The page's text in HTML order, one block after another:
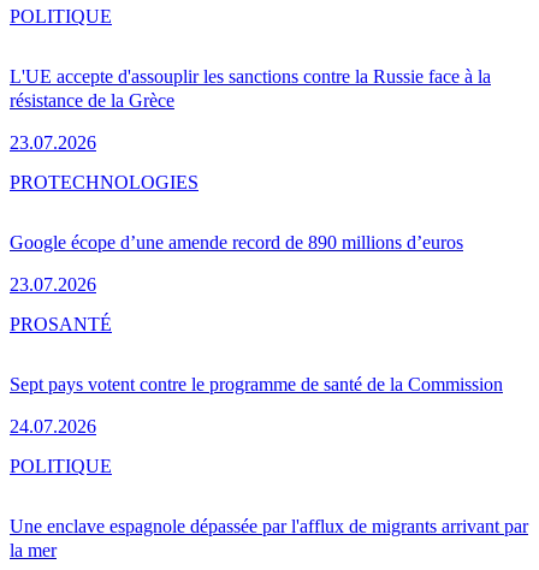
L'UE accepte d'assouplir les sanctions contre la Russie face à la
résistance de la Grèce
23.07.2026
POLITIQUE
Google écope d’une amende record de 890 millions d’euros
23.07.2026
PROTECHNOLOGIES
Sept pays votent contre le programme de santé de la Commission
24.07.2026
PROSANTÉ
Une enclave espagnole dépassée par l'afflux de migrants arrivant par
la mer
POLITIQUE